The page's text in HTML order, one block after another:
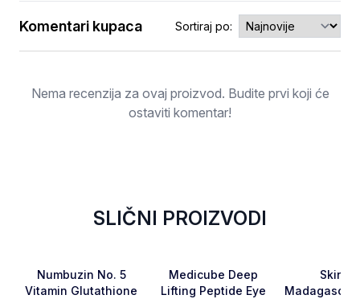
Ocjena
Komentari kupaca Sortiraj po:
Nema recenzija za ovaj proizvod. Budite prvi koji će
ostaviti komentar!
SLIČNI PROIZVODI
Favorite
Numbuzin No. 5
Vitamin Glutathione
Favorite
Medicube Deep
Lifting Peptide Eye
Madagascar